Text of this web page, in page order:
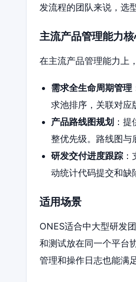
发流程的团队来说，选
主流产品管理能力
在主流产品管理能力上
需求全生命周期管理
求池排序，关联对应
产品路线图规划 ：
整优先级。路线图与
研发交付进度跟踪：
动统计代码提交和缺
适用场景
ONES适合中大型研发
和测试放在同一个平台
管理和操作日志也能满